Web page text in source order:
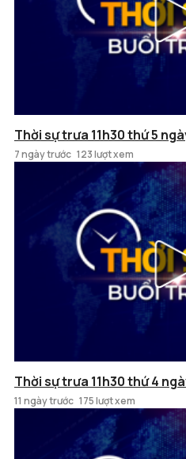
Thời sự trưa 11h30 thứ 5
7 ngày trước 123 lượt xem
Thời sự trưa 11h30 thứ 4
11 ngày trước 175 lượt xem